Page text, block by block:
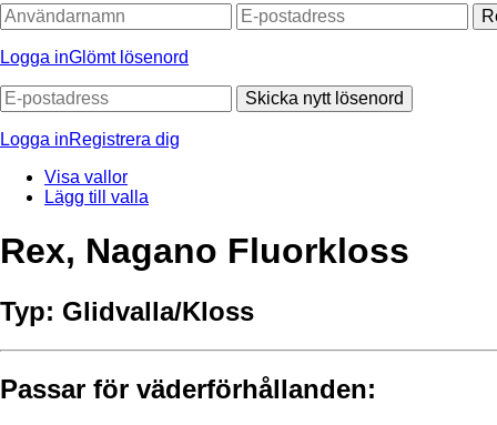
Logga inGlömt lösenord
Skicka nytt lösenord
Logga inRegistrera dig
Visa vallor
Lägg till valla
Rex, Nagano Fluorkloss
Typ: Glidvalla/Kloss
Passar för väderförhållanden: